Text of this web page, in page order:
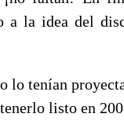
a la idea del
lo tenían
listo en